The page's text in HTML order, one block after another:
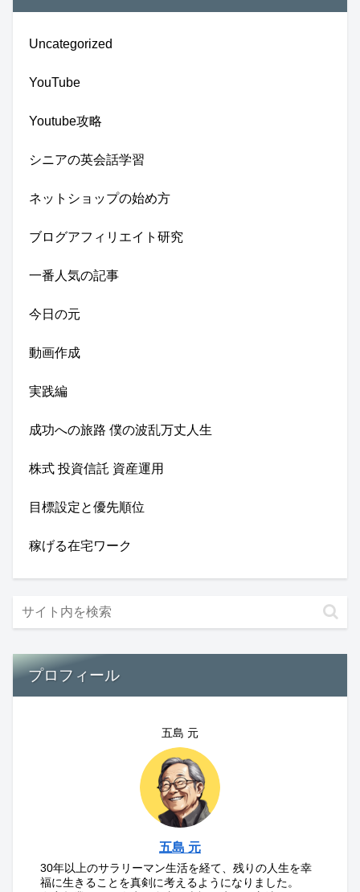
Uncategorized
YouTube
Youtube攻略
シニアの英会話学習
ネットショップの始め方
ブログアフィリエイト研究
一番人気の記事
今日の元
動画作成
実践編
成功への旅路 僕の波乱万丈人生
株式 投資信託 資産運用
目標設定と優先順位
稼げる在宅ワーク
プロフィール
五島 元
五島 元
30年以上のサラリーマン生活を経て、残りの人生を幸
福に生きることを真剣に考えるようになりました。